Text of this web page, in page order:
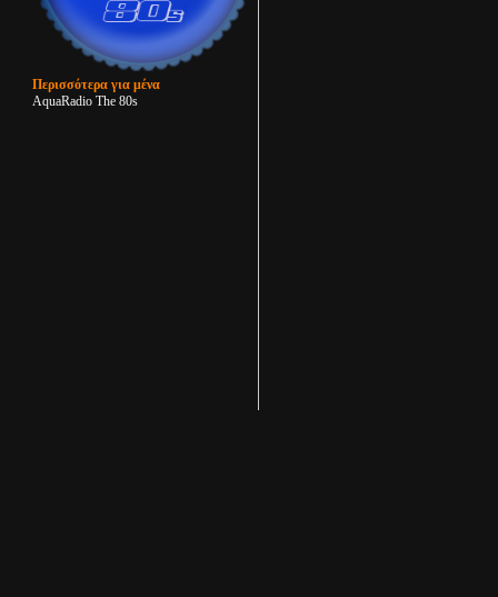
Περισσότερα για μένα
AquaRadio The 80s